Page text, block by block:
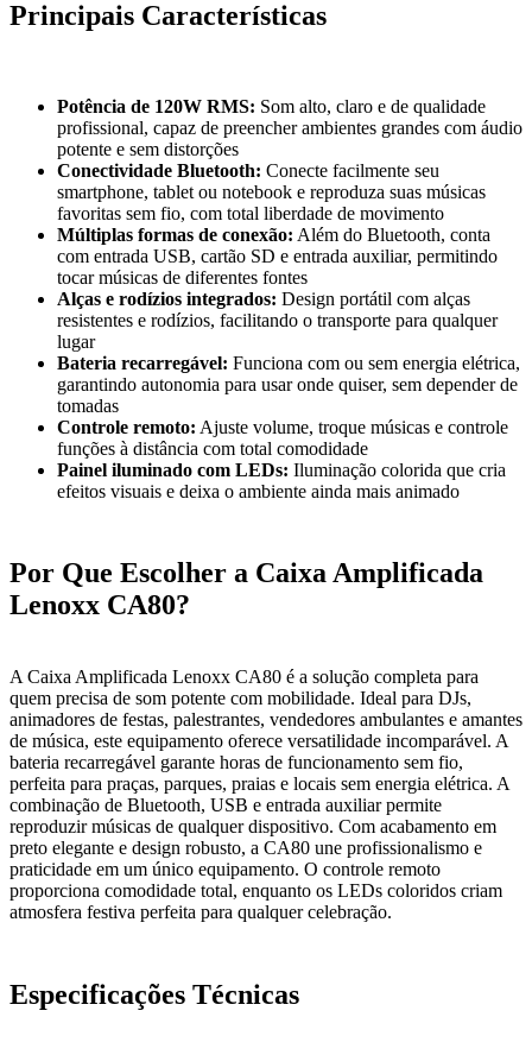
Principais Características
Potência de 120W RMS: Som alto, claro e de qualidade
profissional, capaz de preencher ambientes grandes com áudio
potente e sem distorções
Conectividade Bluetooth: Conecte facilmente seu
smartphone, tablet ou notebook e reproduza suas músicas
favoritas sem fio, com total liberdade de movimento
Múltiplas formas de conexão: Além do Bluetooth, conta
com entrada USB, cartão SD e entrada auxiliar, permitindo
tocar músicas de diferentes fontes
Alças e rodízios integrados: Design portátil com alças
resistentes e rodízios, facilitando o transporte para qualquer
lugar
Bateria recarregável: Funciona com ou sem energia elétrica,
garantindo autonomia para usar onde quiser, sem depender de
tomadas
Controle remoto: Ajuste volume, troque músicas e controle
funções à distância com total comodidade
Painel iluminado com LEDs: Iluminação colorida que cria
efeitos visuais e deixa o ambiente ainda mais animado
Por Que Escolher a Caixa Amplificada
Lenoxx CA80?
A Caixa Amplificada Lenoxx CA80 é a solução completa para
quem precisa de som potente com mobilidade. Ideal para DJs,
animadores de festas, palestrantes, vendedores ambulantes e amantes
de música, este equipamento oferece versatilidade incomparável. A
bateria recarregável garante horas de funcionamento sem fio,
perfeita para praças, parques, praias e locais sem energia elétrica. A
combinação de Bluetooth, USB e entrada auxiliar permite
reproduzir músicas de qualquer dispositivo. Com acabamento em
preto elegante e design robusto, a CA80 une profissionalismo e
praticidade em um único equipamento. O controle remoto
proporciona comodidade total, enquanto os LEDs coloridos criam
atmosfera festiva perfeita para qualquer celebração.
Especificações Técnicas